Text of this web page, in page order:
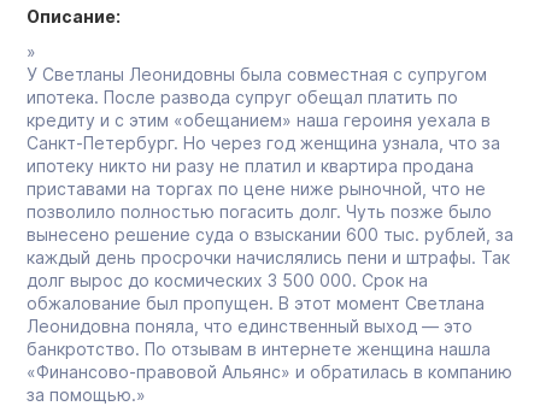
Описание:
»
У Светланы Леонидовны была совместная с супругом
ипотека. После развода супруг обещал платить по
кредиту и с этим «обещанием» наша героиня уехала в
Санкт-Петербург. Но через год женщина узнала, что за
ипотеку никто ни разу не платил и квартира продана
приставами на торгах по цене ниже рыночной, что не
позволило полностью погасить долг. Чуть позже было
вынесено решение суда о взыскании 600 тыс. рублей, за
каждый день просрочки начислялись пени и штрафы. Так
долг вырос до космических 3 500 000. Срок на
обжалование был пропущен. В этот момент Светлана
Леонидовна поняла, что единственный выход — это
банкротство. По отзывам в интернете женщина нашла
«Финансово-правовой Альянс» и обратилась в компанию
за помощью.»